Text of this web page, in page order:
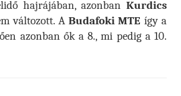
hajrájában, azonbanKurdics
változott. A Budafoki MTE így a
azonban ők a 8., mi pedig a 10.